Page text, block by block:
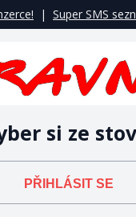
| Super SMS
si ze
PŘIHLÁSIT SE